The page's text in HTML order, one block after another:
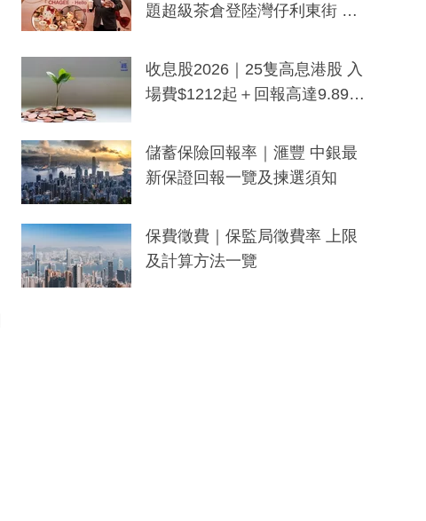
題超級茶倉登陸灣仔利東街 推
y及香港限定特調系列
收息股2026｜25隻高息港股 入
場費$1212起＋回報高達9.89
儲蓄保險回報率｜滙豐 中銀最
新保證回報一覽及揀選須知
保費徵費｜保監局徵費率 上限
及計算方法一覽